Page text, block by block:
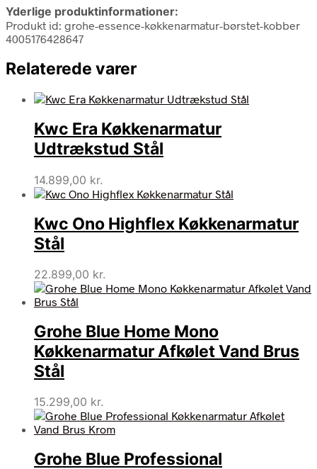
Yderlige produktinformationer:
Produkt id: grohe-essence-køkkenarmatur-børstet-kobber
4005176428647
Relaterede varer
Kwc Era Køkkenarmatur
Udtrækstud Stål
14.899,00 kr.
Kwc Ono Highflex Køkkenarmatur
Stål
22.899,00 kr.
Grohe Blue Home Mono
Køkkenarmatur Afkølet Vand Brus
Stål
15.299,00 kr.
Grohe Blue Professional